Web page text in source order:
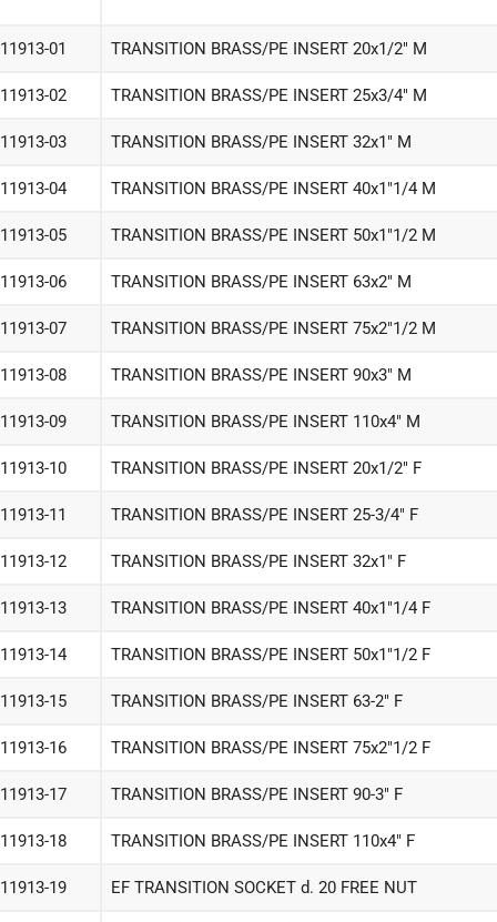
01 TRANSITION BRASS/PE INSERT 20x1/2" M
02 TRANSITION BRASS/PE INSERT 25x3/4" M
03 TRANSITION BRASS/PE INSERT 32x1" M
04 TRANSITION BRASS/PE INSERT 40x1"1/4 M
05 TRANSITION BRASS/PE INSERT 50x1"1/2 M
06 TRANSITION BRASS/PE INSERT 63x2" M
07 TRANSITION BRASS/PE INSERT 75x2"1/2 M
08 TRANSITION BRASS/PE INSERT 90x3" M
09 TRANSITION BRASS/PE INSERT 110x4" M
10 TRANSITION BRASS/PE INSERT 20x1/2" F
11 TRANSITION BRASS/PE INSERT 25-3/4" F
12 TRANSITION BRASS/PE INSERT 32x1" F
13 TRANSITION BRASS/PE INSERT 40x1"1/4 F
14 TRANSITION BRASS/PE INSERT 50x1"1/2 F
15 TRANSITION BRASS/PE INSERT 63-2" F
16 TRANSITION BRASS/PE INSERT 75x2"1/2 F
17 TRANSITION BRASS/PE INSERT 90-3" F
18 TRANSITION BRASS/PE INSERT 110x4" F
19 EF TRANSITION SOCKET d. 20 FREE NUT